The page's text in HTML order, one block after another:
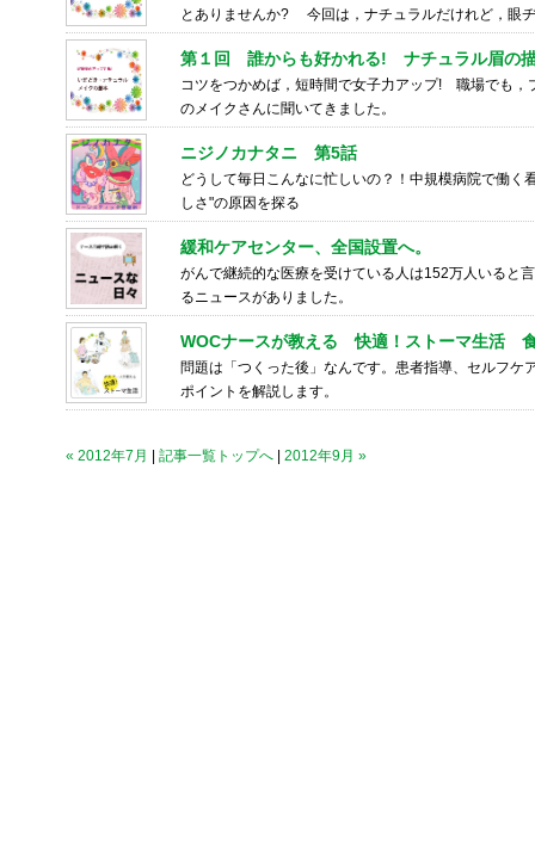
とありませんか? 今回は，ナチュラルだけれど，眼
第１回 誰からも好かれる! ナチュラル眉の
コツをつかめば，短時間で女子力アップ! 職場でも，
のメイクさんに聞いてきました。
ニジノカナタニ 第5話
どうして毎日こんなに忙しいの？！中規模病院で働
しさ"の原因を探る
緩和ケアセンター、全国設置へ。
がんで継続的な医療を受けている人は152万人いると
るニュースがありました。
WOCナースが教える 快適！ストーマ生活
問題は「つくった後」なんです。患者指導、セルフケ
ポイントを解説します。
« 2012年7月 記事一覧トップへ 2012年9月 »